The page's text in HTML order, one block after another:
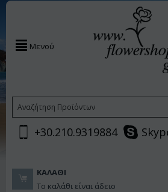
Μενού
+30.210.9319884
ΚΑΛΆΘΙ
Το καλάθι είναι άδειο